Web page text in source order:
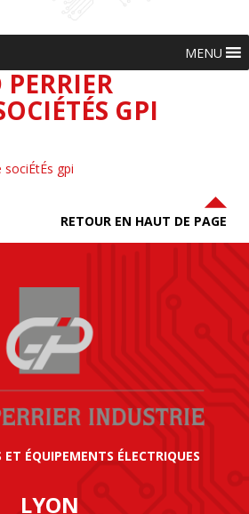
MENU
GPI
gpi
RETOUR EN HAUT DE PAGE
ÉQUIPEMENTS ÉLECTRIQUES
LYON